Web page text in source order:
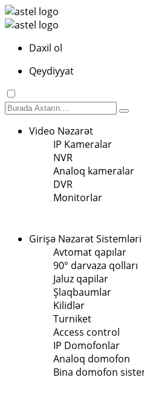
Daxil ol
Qeydiyyat
Video Nəzarət
IP Kameralar
NVR
Analoq kameralar
DVR
Monitorlar
Girişə Nəzarət Sistemləri
Avtomat qapılar
90° darvaza qolları
Jaluz qapilar
Şlaqbaumlar
Kilidlər
Turniket
Access control
IP Domofonlar
Analoq domofon
Bina domofon